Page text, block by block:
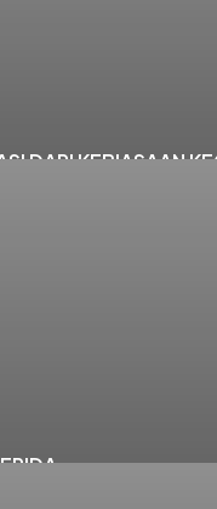
DARI KEBIASAAN